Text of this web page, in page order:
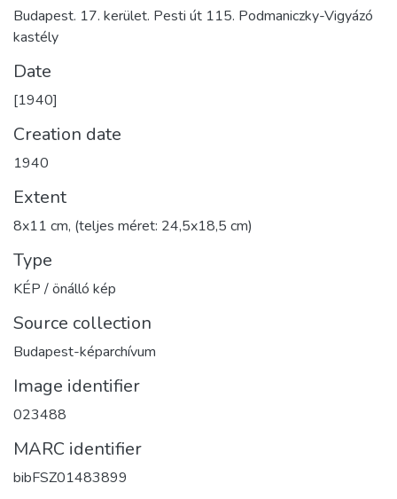
Budapest. 17. kerület. Pesti út 115. Podmaniczky-Vigyázó
kastély
Date
[1940]
Creation date
1940
Extent
8x11 cm, (teljes méret: 24,5x18,5 cm)
Type
KÉP / önálló kép
Source collection
Budapest-képarchívum
Image identifier
023488
MARC identifier
bibFSZ01483899